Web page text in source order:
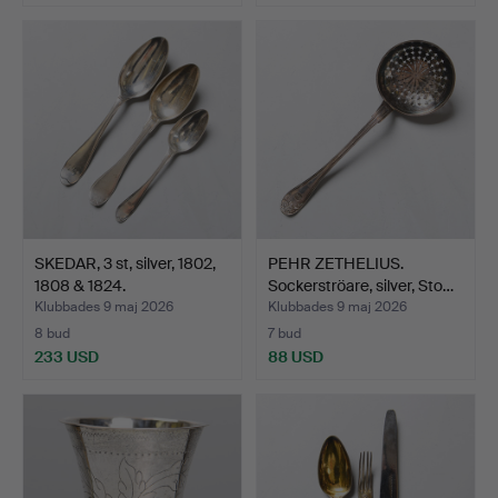
SKEDAR, 3 st, silver, 1802,
1808 & 1824.
Klubbades 9 maj 2026
8 bud
233 USD
PEHR ZETHELIUS.
Sockerströare, silver, Sto…
Klubbades 9 maj 2026
7 bud
88 USD